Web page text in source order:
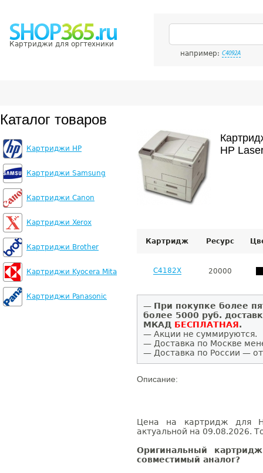
Картриджи для оргтехники
например: C4092A
Каталог товаров
Картриджи HP
Картриджи Samsung
Картриджи Canon
Картриджи Xerox
Картриджи Brother
Картриджи Kyocera Mita
Картриджи Panasonic
HP
Картридж Ресурс
C4182X 20000
— При покупке более
более 5000 руб.
МКАД БЕСПЛАТНАЯ.
— Акции не суммируются.
— Доставка по Москве
— Доставка по России —
Описание:
Цена на картридж для
актуальной на 09.08.2026.
Оригинальный
совместимый аналог?